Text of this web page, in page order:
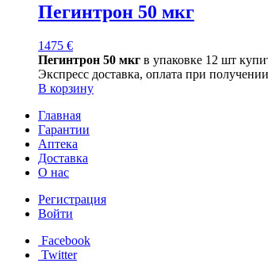
Пегинтрон 50 мкг
1475 €
Пегинтрон 50 мкг в упаковке 12 шт
Экспресс доставка, оплата при получении
В корзину
Главная
Гарантии
Аптека
Доставка
О нас
Регистрация
Войти
Facebook
Twitter